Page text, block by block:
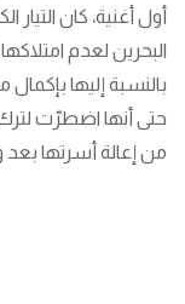
أول أغنية، كان
البحرين لعدم
بالنسبة إليها
حتى أنها اضطرّت لترك
من إعالة أسرتها بعد